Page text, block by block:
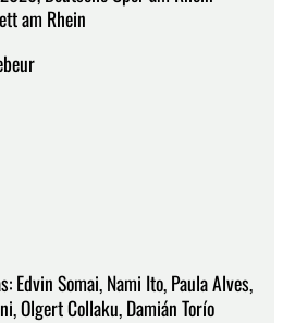
am Rhein
Edvin Somai, Nami Ito, Paula Alves,
Olgert Collaku, Damián Torío